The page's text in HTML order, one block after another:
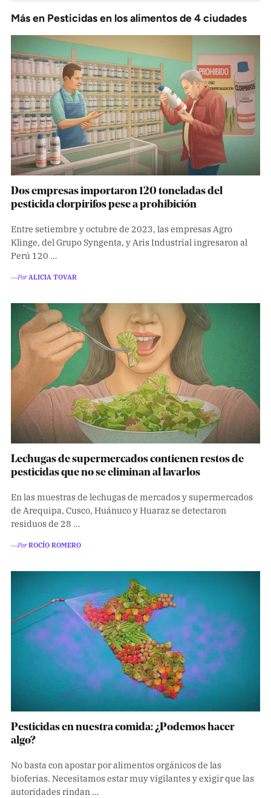
Más en Pesticidas en los alimentos de 4 ciudades
Dos empresas importaron 120 toneladas del
pesticida clorpirifos pese a prohibición
Entre setiembre y octubre de 2023, las empresas Agro
Klinge, del Grupo Syngenta, y Aris Industrial ingresaron al
Perú 120 …
―PorALICIA TOVAR
Lechugas de supermercados contienen restos de
pesticidas que no se eliminan al lavarlos
En las muestras de lechugas de mercados y supermercados
de Arequipa, Cusco, Huánuco y Huaraz se detectaron
residuos de 28 …
―PorROCÍO ROMERO
Pesticidas en nuestra comida: ¿Podemos hacer
algo?
No basta con apostar por alimentos orgánicos de las
bioferias. Necesitamos estar muy vigilantes y exigir que las
autoridades rindan …